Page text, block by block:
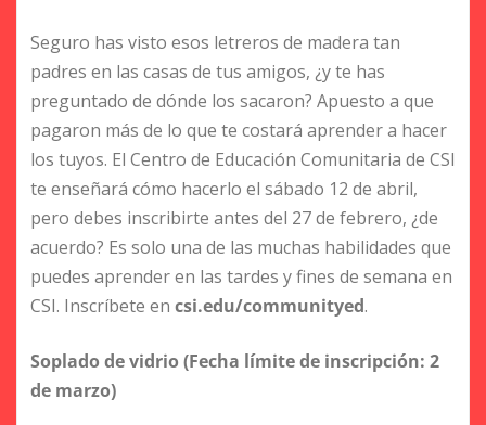
Seguro has visto esos letreros de madera tan
padres en las casas de tus amigos, ¿y te has
preguntado de dónde los sacaron? Apuesto a que
pagaron más de lo que te costará aprender a hacer
los tuyos. El Centro de Educación Comunitaria de CSI
te enseñará cómo hacerlo el sábado 12 de abril,
pero debes inscribirte antes del 27 de febrero, ¿de
acuerdo? Es solo una de las muchas habilidades que
puedes aprender en las tardes y fines de semana en
CSI. Inscríbete en csi.edu/communityed.
Soplado de vidrio (Fecha límite de inscripción: 2
de marzo)